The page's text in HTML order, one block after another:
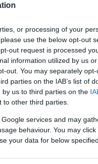
or processing of your
use the below opt-out
out request is processed
information utilized by us
out. You may separately
parties on the IAB’s list of
us to third parties on the
other third parties.
services and may
behaviour. You may
your data for below
colin barollet
napon egy
a közelmúltban
most pedig
áron korrekt
a szintet most is
kékfrankosával,
kapott
számára
(